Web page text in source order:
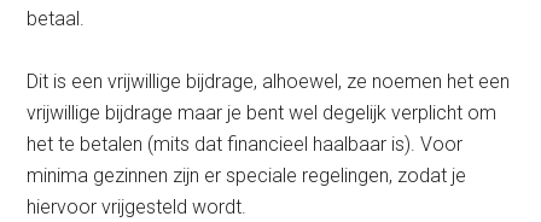
betaal.
Dit is een vrijwillige bijdrage, alhoewel, ze noemen het een
vrijwillige bijdrage maar je bent wel degelijk verplicht om
het te betalen (mits dat financieel haalbaar is). Voor
minima gezinnen zijn er speciale regelingen, zodat je
hiervoor vrijgesteld wordt.